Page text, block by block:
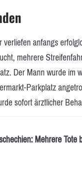
anfangs
mehrere
Der Mann wurde im
Parkplatz
sofort ärztlicher
Mehrere